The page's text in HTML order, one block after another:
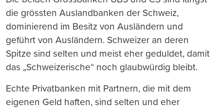
die grössten Auslandbanken der Schweiz,
dominierend im Besitz von Ausländern und
geführt von Ausländern. Schweizer an deren
Spitze sind selten und meist eher geduldet, damit
das „Schweizerische“ noch glaubwürdig bleibt.
Echte Privatbanken mit Partnern, die mit dem
eigenen Geld haften, sind selten und eher